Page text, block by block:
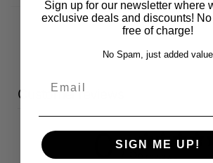
Customer reviews
/ 5
Sign up for our newsletter where
exclusive deals and discounts!
free of charge!
No Spam, just added value
SIGN ME UP!